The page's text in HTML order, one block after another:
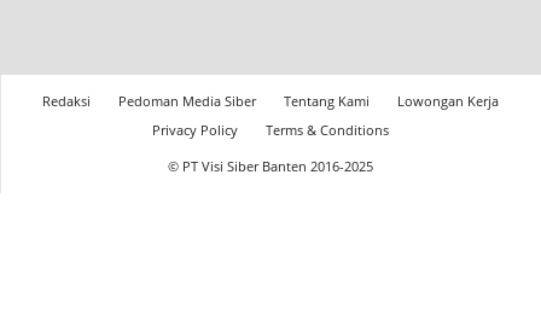
Redaksi Pedoman Media Siber Tentang Kami
Lowongan Kerja
Privacy Policy
Terms & Conditions
© PT Visi Siber Banten 2016-2025